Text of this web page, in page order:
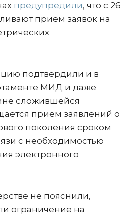
предупредили, что с 26
прием заявок на
подтвердили и в
МИД и даже
сложившейся
прием заявлений о
поколения сроком
с необходимостью
электронного
не пояснили,
ограничение на